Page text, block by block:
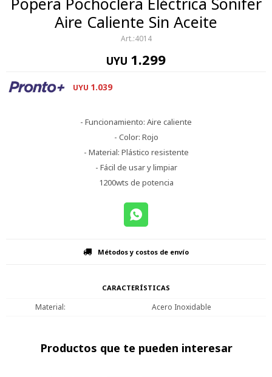
Aire Caliente Sin Aceite
4014
UYU 1.299
UYU 1.039
- Funcionamiento: Aire caliente
- Color: Rojo
- Material: Plástico resistente
- Fácil de usar y limpiar
1200wts de potencia
Métodos y costos de envío
CARACTERÍSTICAS
Material Acero Inoxidable
Productos que te pueden interesar